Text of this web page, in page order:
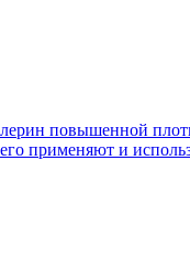
повышенной
применяют и